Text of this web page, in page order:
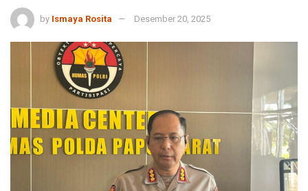
by Ismaya Rosita Desember 20, 2025